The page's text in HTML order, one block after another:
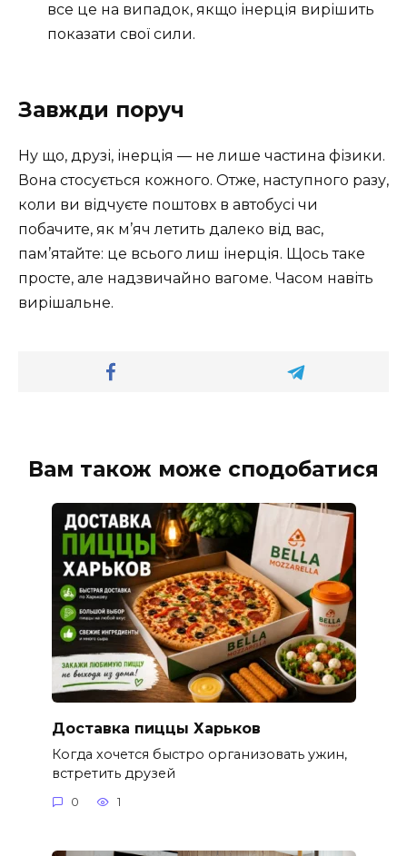
все це на випадок, якщо інерція вирішить
показати свої сили.
Завжди поруч
Ну що, друзі, інерція — не лише частина фізики.
Вона стосується кожного. Отже, наступного разу,
коли ви відчуєте поштовх в автобусі чи
побачите, як м’яч летить далеко від вас,
пам’ятайте: це всього лиш інерція. Щось таке
просте, але надзвичайно вагоме. Часом навіть
вирішальне.
Вам також може сподобатися
Доставка пиццы Харьков
Когда хочется быстро организовать ужин,
встретить друзей
0 1